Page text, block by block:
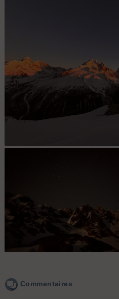
Commentaires